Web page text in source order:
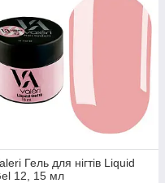
Гель для нігтів Liquid
12, 15 мл